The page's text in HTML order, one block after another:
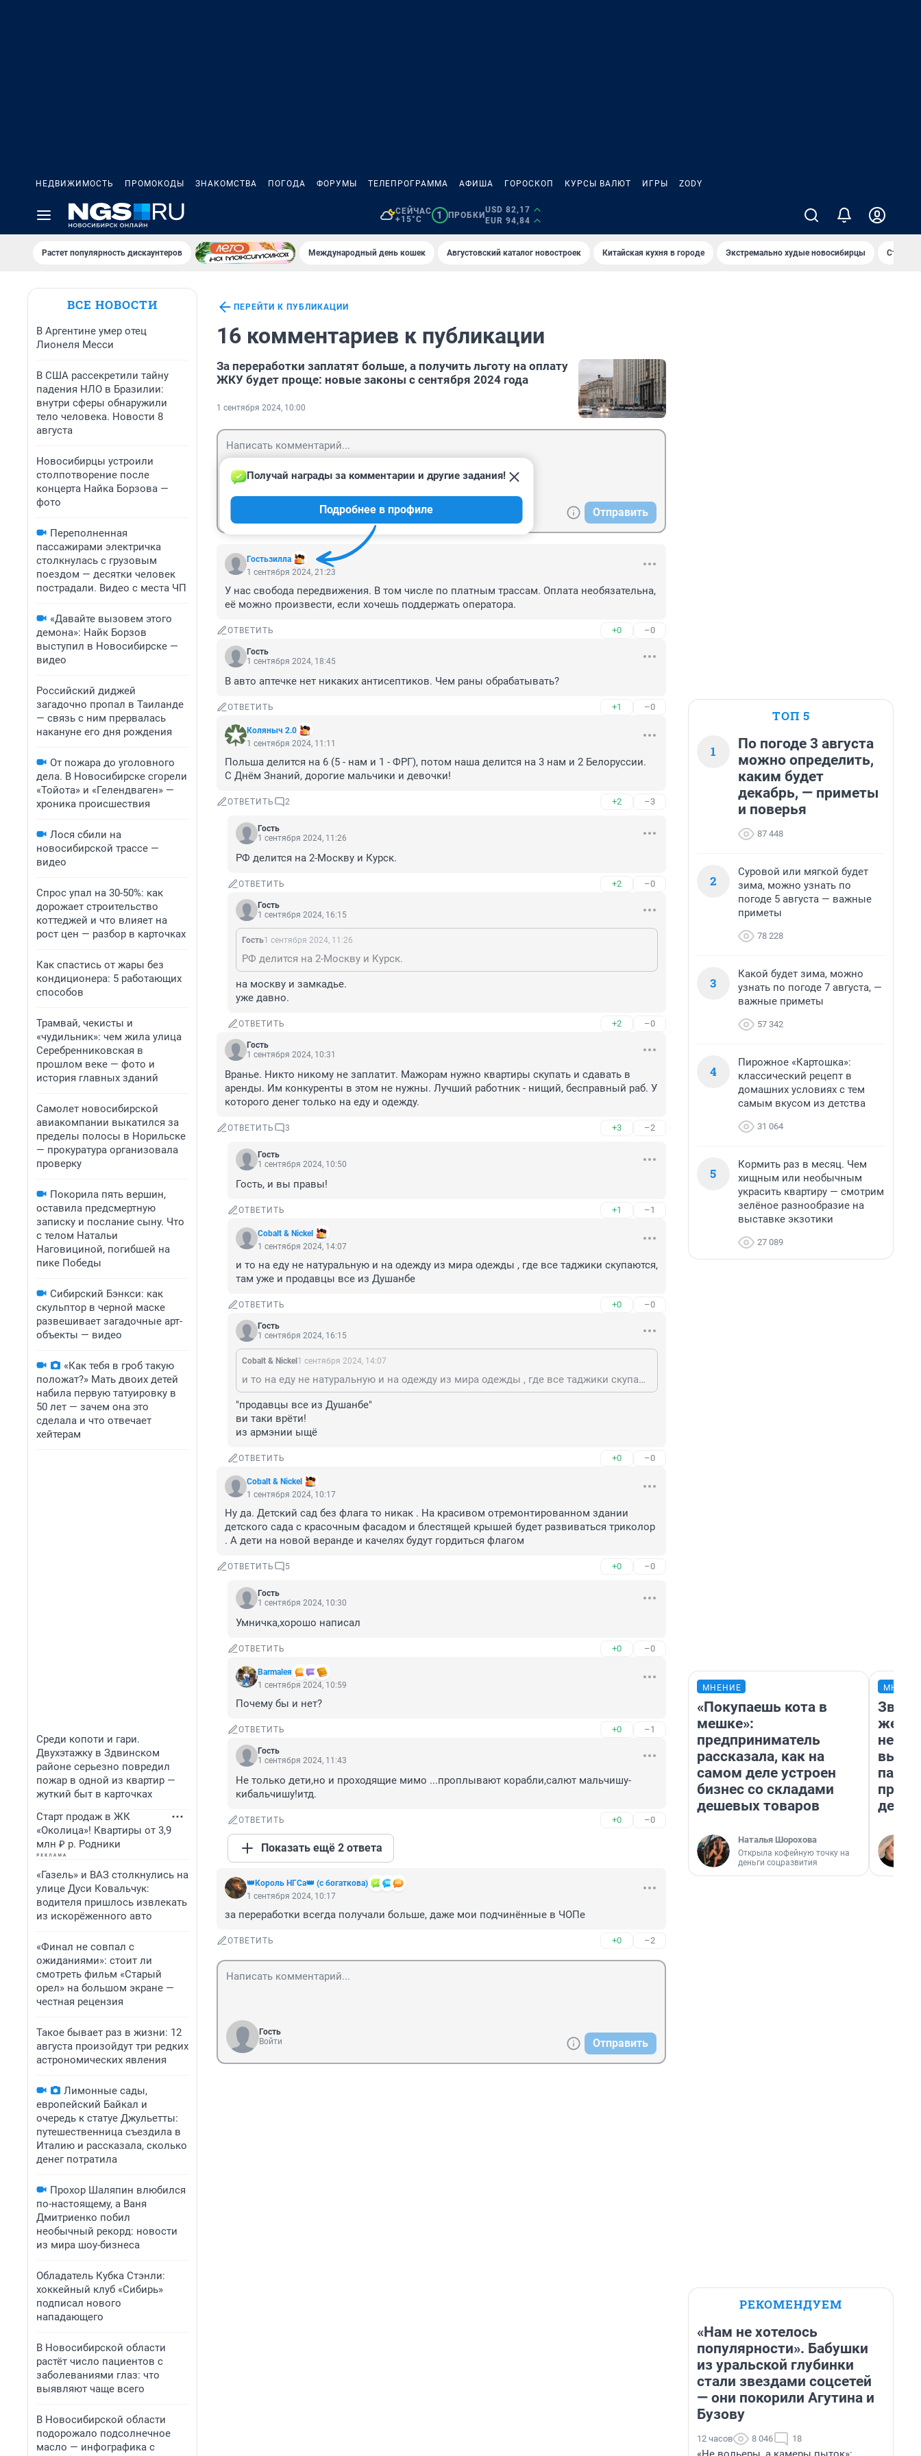
НЕДВИЖИМОСТЬ ПРОМОКОДЫ ЗНАКОМСТВА ПОГОДА ФОРУМЫ ТЕЛЕПРОГРАММА АФИША ГОРОСКОП КУРСЫ ВАЛЮТ ИГРЫ ZODY
СЕЙЧАС
+15°C
1 ПРОБКИ
USD 82,17
EUR 94,84
Растет популярность дискаунтеров Международный день кошек Августовский каталог новостроек Китайская кухня в городе Экстремально худые новосибирцы Старт
ВСЕ НОВОСТИ
В Аргентине умер отец
Лионеля Месси
В США рассекретили тайну
падения НЛО в Бразилии:
внутри сферы обнаружили
тело человека. Новости 8
августа
Новосибирцы устроили
столпотворение после
концерта Найка Борзова —
фото
Переполненная
пассажирами электричка
столкнулась с грузовым
поездом — десятки человек
пострадали. Видео с места ЧП
«Давайте вызовем этого
демона»: Найк Борзов
выступил в Новосибирске —
видео
Российский диджей
загадочно пропал в Таиланде
— связь с ним прервалась
накануне его дня рождения
От пожара до уголовного
дела. В Новосибирске сгорели
«Тойота» и «Гелендваген» —
хроника происшествия
Лося сбили на
новосибирской трассе —
видео
Спрос упал на 30-50%: как
дорожает строительство
коттеджей и что влияет на
рост цен — разбор в карточках
Как спастись от жары без
кондиционера: 5 работающих
способов
Трамвай, чекисты и
«чудильник»: чем жила улица
Серебренниковская в
прошлом веке — фото и
история главных зданий
Самолет новосибирской
авиакомпании выкатился за
пределы полосы в Норильске
— прокуратура организовала
проверку
Покорила пять вершин,
оставила предсмертную
записку и послание сыну. Что
с телом Натальи
Наговициной, погибшей на
пике Победы
Сибирский Бэнкси: как
скульптор в черной маске
развешивает загадочные арт-
объекты — видео
«Как тебя в гроб такую
положат?» Мать двоих детей
набила первую татуировку в
50 лет — зачем она это
сделала и что отвечает
хейтерам
Среди копоти и гари.
Двухэтажку в Здвинском
районе серьезно повредил
пожар в одной из квартир —
жуткий быт в карточках
Старт продаж в ЖК
«Околица»! Квартиры от 3,9
млн ₽ р. Родники
«Газель» и ВАЗ столкнулись на
улице Дуси Ковальчук:
водителя пришлось извлекать
из искорёженного авто
«Финал не совпал с
ожиданиями»: стоит ли
смотреть фильм «Старый
орел» на большом экране —
честная рецензия
Такое бывает раз в жизни: 12
августа произойдут три редких
астрономических явления
Лимонные сады,
европейский Байкал и
очередь к статуе Джульетты:
путешественница съездила в
Италию и рассказала, сколько
денег потратила
Прохор Шаляпин влюбился
по-настоящему, а Ваня
Дмитриенко побил
необычный рекорд: новости
из мира шоу-бизнеса
Обладатель Кубка Стэнли:
хоккейный клуб «Сибирь»
подписал нового
нападающего
В Новосибирской области
растёт число пациентов с
заболеваниями глаз: что
выявляют чаще всего
В Новосибирской области
подорожало подсолнечное
масло — инфографика с
ПЕРЕЙТИ К ПУБЛИКАЦИИ
16 комментариев к публикации
За переработки заплатят больше, а получить льготу на оплату
ЖКУ будет проще: новые законы с сентября 2024 года
1 сентября 2024, 10:00
Отправить
Гостьзилла
Получай награды за комментарии и другие задания!
Подробнее в профиле
1 сентября 2024, 21:23
У нас свобода передвижения. В том числе по платным трассам. Оплата необязательна,
её можно произвести, если хочешь поддержать оператора.
ОТВЕТИТЬ +0 –0
Гость
1 сентября 2024, 18:45
В авто аптечке нет никаких антисептиков. Чем раны обрабатывать?
ОТВЕТИТЬ +1 –0
Коляныч 2.0
1 сентября 2024, 11:11
Польша делится на 6 (5 - нам и 1 - ФРГ), потом наша делится на 3 нам и 2 Белоруссии.
С Днём Знаний, дорогие мальчики и девочки!
ОТВЕТИТЬ 2 +2 –3
Гость
1 сентября 2024, 11:26
РФ делится на 2-Москву и Курск.
ОТВЕТИТЬ +2 –0
Гость
1 сентября 2024, 16:15
Гость1 сентября 2024, 11:26
РФ делится на 2-Москву и Курск.
на москву и замкадье.
уже давно.
ОТВЕТИТЬ +2 –0
Гость
1 сентября 2024, 10:31
Вранье. Никто никому не заплатит. Мажорам нужно квартиры скупать и сдавать в
аренды. Им конкуренты в этом не нужны. Лучший работник - нищий, бесправный раб. У
которого денег только на еду и одежду.
ОТВЕТИТЬ 3 +3 –2
Гость
1 сентября 2024, 10:50
Гость, и вы правы!
ОТВЕТИТЬ +1 –1
Cobalt & Nickel
1 сентября 2024, 14:07
и то на еду не натуральную и на одежду из мира одежды , где все таджики скупаются,
там уже и продавцы все из Душанбе
ОТВЕТИТЬ +0 –0
Гость
1 сентября 2024, 16:15
Cobalt & Nickel 1 сентября 2024, 14:07
и то на еду не натуральную и на одежду из мира одежды , где все таджики скупаются, там уже и продавцы все из Душанбе
"продавцы все из Душанбе"
ви таки врёти!
из армэнии ыщё
ОТВЕТИТЬ +0 –0
Cobalt & Nickel
1 сентября 2024, 10:17
Ну да. Детский сад без флага то никак . На красивом отремонтированном здании
детского сада с красочным фасадом и блестящей крышей будет развиваться триколор
. А дети на новой веранде и качелях будут гордиться флагом
ОТВЕТИТЬ 5 +0 –0
Гость
1 сентября 2024, 10:30
Умничка,хорошо написал
ОТВЕТИТЬ +0 –0
Barmaleя
1 сентября 2024, 10:59
Почему бы и нет?
ОТВЕТИТЬ +0 –1
Гость
1 сентября 2024, 11:43
Не только дети,но и проходящие мимо ...проплывают корабли,салют мальчишу-
кибальчишу!итд.
ОТВЕТИТЬ +0 –0
Показать ещё 2 ответа
👑Король НГСа👑 (с богаткова)
1 сентября 2024, 10:17
за переработки всегда получали больше, даже мои подчинённые в ЧОПе
ОТВЕТИТЬ +0 –2
Гость
Войти
Отправить
ТОП 5
1
По погоде 3 августа
можно определить,
каким будет
декабрь, — приметы
и поверья
87 448
2
Суровой или мягкой будет
зима, можно узнать по
погоде 5 августа — важные
приметы
78 228
3
Какой будет зима, можно
узнать по погоде 7 августа, —
важные приметы
57 342
4
Пирожное «Картошка»:
классический рецепт в
домашних условиях с тем
самым вкусом из детства
31 064
5
Кормить раз в месяц. Чем
хищным или необычным
украсить квартиру — смотрим
зелёное разнообразие на
выставке экзотики
27 089
МНЕНИЕ
«Покупаешь кота в
мешке»:
предприниматель
рассказала, как на
самом деле устроен
бизнес со складами
дешевых товаров
Наталья Шорохова
Открыла кофейную точку на
деньги соцразвития
день
РЕКОМЕНДУЕМ
«Нам не хотелось
популярности». Бабушки
из уральской глубинки
стали звездами соцсетей
— они покорили Агутина и
Бузову
12 часов 8 046 18